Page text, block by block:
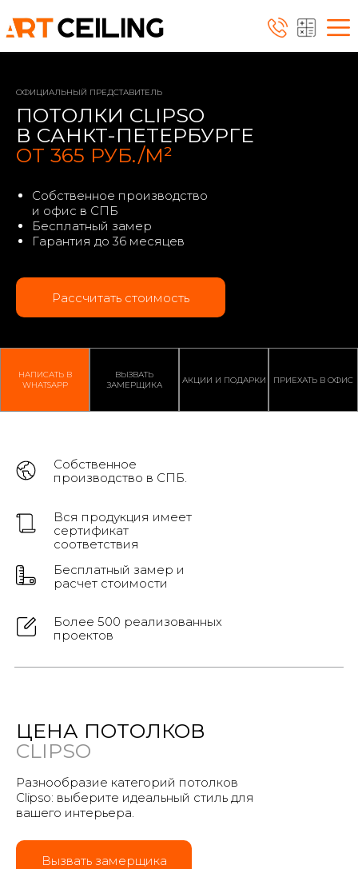
ПОТОЛКИ CLIPSO
В САНКТ-ПЕТЕРБУРГЕ
ОТ 365 РУБ./М²
Собственное производство
и офис в СПБ
Бесплатный замер
Гарантия до 36 месяцев
Рассчитать стоимость
ОФИЦИАЛЬНЫЙ ПРЕДСТАВИТЕЛЬ
НАПИСАТЬ В
WHATSAPP
ВЫЗВАТЬ
ЗАМЕРЩИКА
АКЦИИ И ПОДАРКИ ПРИЕХАТЬ В ОФИС
Собственное
производство в СПБ.
Бесплатный замер и
расчет стоимости
Вся продукция имеет
сертификат
соответствия
Более 500 реализованных
проектов
ЦЕНА ПОТОЛКОВ
CLIPSO
Разнообразие категорий потолков
Clipso: выберите идеальный стиль для
вашего интерьера.
Вызвать замерщика